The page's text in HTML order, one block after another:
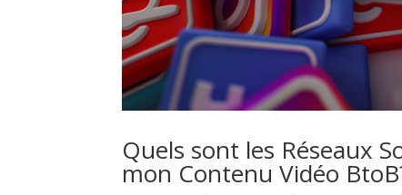
Quels sont les Réseaux
mon Contenu Vidéo